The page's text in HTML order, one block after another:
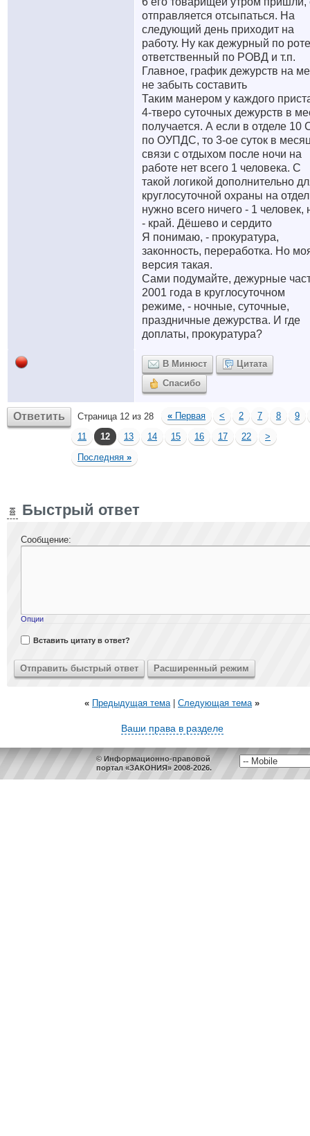
отправляется отсыпаться. На
следующий день приходит на
работу. Ну как дежурный по
ответственный по РОВД и т.п.
Главное, график дежурств на
не забыть составить
Таким манером у каждого
4-тверо суточных дежурств в
получается. А если в отделе 10
по ОУПДС, то 3-ое суток в
связи с отдыхом после ночи на
работе нет всего 1 человека. С
такой логикой дополнительно
круглосуточной охраны на отдел
нужно всего ничего - 1 человек,
- край. Дёшево и сердито
Я понимаю, - прокуратура,
законность, переработка. Но
версия такая.
Сами подумайте, дежурные
2001 года в круглосуточном
режиме, - ночные, суточные,
праздничные дежурства. И где
доплаты, прокуратура?
В Минюст
Цитата
Спасибо
Ответить Страница 12 из 28 « Первая < 2 7 8
9
11
12 13 14 15 16 17 22
>
Последняя »
Быстрый ответ
Сообщение:
Опции
Вставить цитату в ответ?
« Предыдущая тема| Следующая тема »
Ваши права в разделе
© Информационно-правовой
портал «ЗАКОНИЯ» 2008-2026.